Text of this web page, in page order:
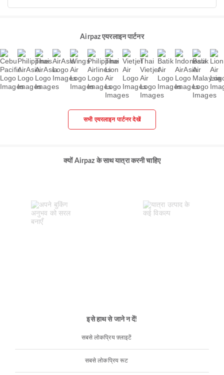
Airpaz एयरलाइन पार्टनर
सभी एयरलाइन पार्टनर देखें
क्यों Airpaz के साथ यात्रा करनी चाहिए
इसे हाथ से जाने न दें!
सबसे लोकप्रिय फ़्लाइटें
सबसे लोकप्रिय रूट